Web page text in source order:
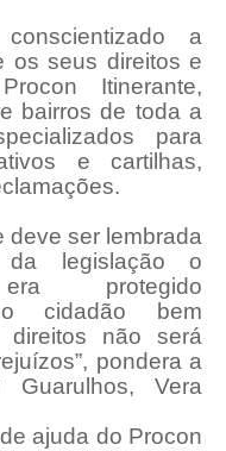
a
os seus direitos e
Itinerante,
bairros de toda a
para
e cartilhas,
deve ser lembrada
legislação o
protegido
o cidadão bem
direitos não será
pondera a
Guarulhos, Vera
ajuda do Procon